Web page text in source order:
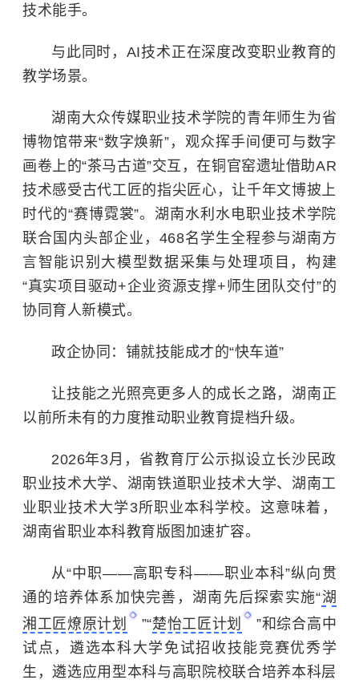
技术能手。
与此同时，AI技术正在深度改变职业教育的
教学场景。
湖南大众传媒职业技术学院的青年师生为省
博物馆带来“数字焕新”，观众挥手间便可与数字
画卷上的“茶马古道”交互，在铜官窑遗址借助AR
技术感受古代工匠的指尖匠心，让千年文博披上
时代的“赛博霓裳”。湖南水利水电职业技术学院
联合国内头部企业，468名学生全程参与湖南方
言智能识别大模型数据采集与处理项目，构建
“真实项目驱动+企业资源支撑+师生团队交付”的
协同育人新模式。
政企协同：铺就技能成才的“快车道”
让技能之光照亮更多人的成长之路，湖南正
以前所未有的力度推动职业教育提档升级。
2026年3月，省教育厅公示拟设立长沙民政
职业技术大学、湖南铁道职业技术大学、湖南工
业职业技术大学3所职业本科学校。这意味着，
湖南省职业本科教育版图加速扩容。
从“中职——高职专科——职业本科”纵向贯
通的培养体系加快完善，湖南先后探索实施“湖
湘工匠燎原计划
”“楚怡工匠计划
”和综合高中
试点，遴选本科大学免试招收技能竞赛优秀学
生，遴选应用型本科与高职院校联合培养本科层